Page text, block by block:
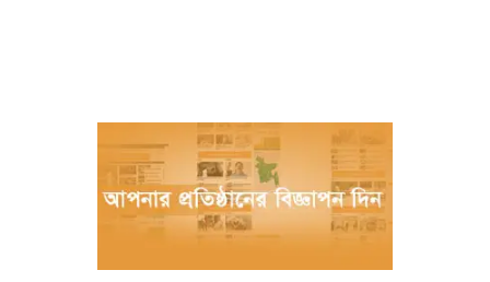
চিতলমারী থানা প্রেসক্লাবের কমিটি ঘোষণা :
সভাপতি শহিদুল হক টিপু, সিনি: সহ সভাপতি
মো: আজাদ খান, সাধারণ সম্পাদক অরুন কুমার
সরকার।